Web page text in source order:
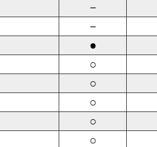
－
－
●
○
○
○
○
○